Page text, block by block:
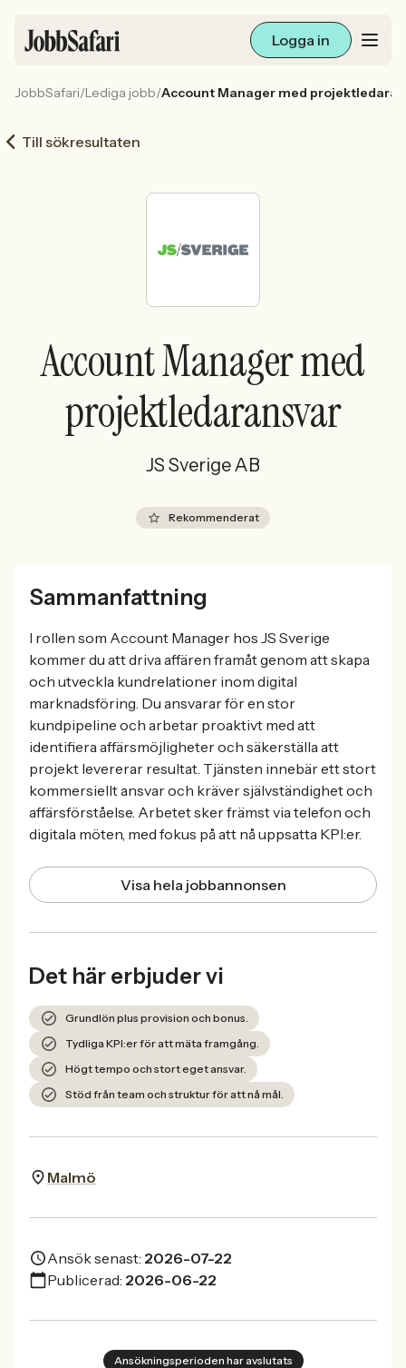
Logga in
Arbetsliv och karriär
För arbetsgivare
Sök med AI
Ny här? Skapa konto
JobbSafari/Lediga jobb/Account Manager med
Till sökresultaten
Account Manager med
projektledaransvar
JS Sverige AB
Rekommenderat
Sammanfattning
I rollen som Account Manager hos JS Sverige
kommer du att driva affären framåt genom att skapa
och utveckla kundrelationer inom digital
marknadsföring. Du ansvarar för en stor
kundpipeline och arbetar proaktivt med att
identifiera affärsmöjligheter och säkerställa att
projekt levererar resultat. Tjänsten innebär ett stort
kommersiellt ansvar och kräver självständighet och
affärsförståelse. Arbetet sker främst via telefon och
digitala möten, med fokus på att nå uppsatta KPI:er.
Visa hela jobbannonsen
Det här erbjuder vi
Grundlön plus provision och bonus.
Tydliga KPI:er för att mäta framgång.
Högt tempo och stort eget ansvar.
Stöd från team och struktur för att nå mål.
Malmö
Ansök senast: 2026-07-22
Publicerad: 2026-06-22
Ansökningsperioden har avslutats